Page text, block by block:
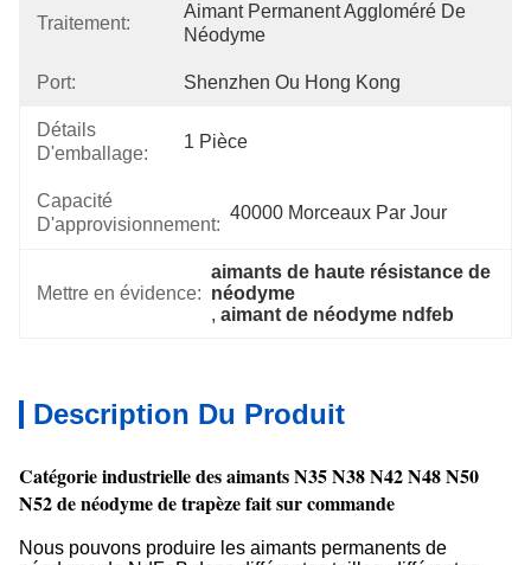
Traitement:
Aimant Permanent Aggloméré De
Néodyme
Port: Shenzhen Ou Hong Kong
Détails
D'emballage:
1 Pièce
Capacité
D'approvisionnement:
40000 Morceaux Par Jour
Mettre en évidence:
aimants de haute résistance de
néodyme
, aimant de néodyme ndfeb
Description Du Produit
Catégorie industrielle des aimants N35 N38 N42 N48 N50
N52 de néodyme de trapèze fait sur commande
Nous pouvons produire les aimants permanents de